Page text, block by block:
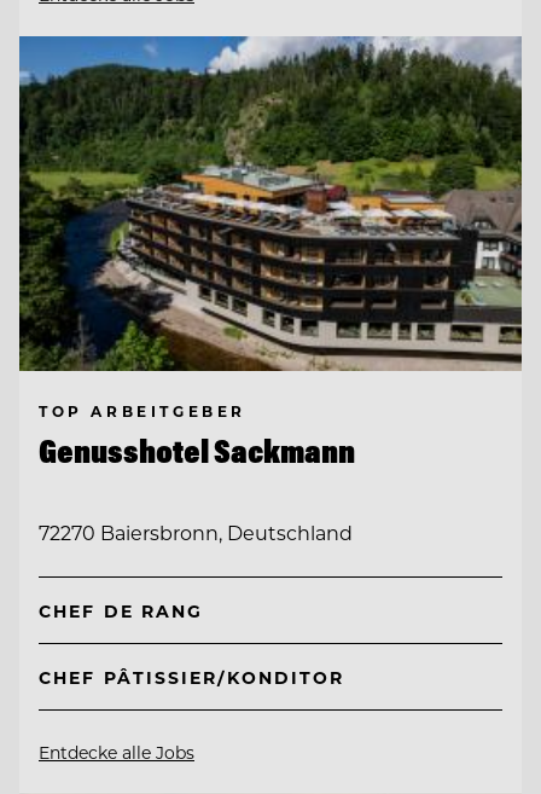
TOP ARBEITGEBER
Genusshotel Sackmann
72270 Baiersbronn, Deutschland
CHEF DE RANG
CHEF PÂTISSIER/KONDITOR
Entdecke alle Jobs